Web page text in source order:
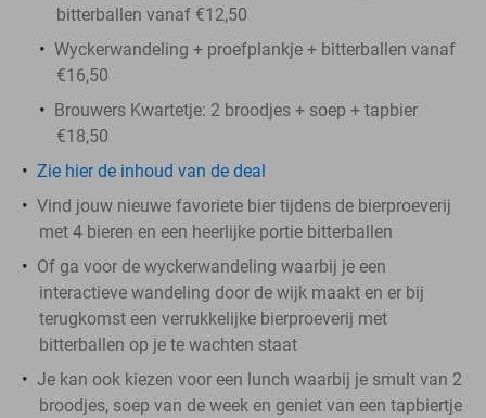
bitterballen vanaf €12,50
Wyckerwandeling + proefplankje + bitterballen vanaf
€16,50
Brouwers Kwartetje: 2 broodjes + soep + tapbier
€18,50
Zie hierde inhoud van de deal
Vind jouw nieuwe favoriete bier tijdens de bierproeverij
met 4 bieren en een heerlijke portie bitterballen
Of ga voor de wyckerwandeling waarbij je een
interactieve wandeling door de wijk maakt en er bij
terugkomst een verrukkelijke bierproeverij met
bitterballen op je te wachten staat
Je kan ook kiezen voor een lunch waarbij je smult van 2
broodjes, soep van de week en geniet van een tapbiertje